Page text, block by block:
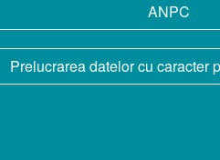
ANPC
Prelucrarea datelor cu caracter